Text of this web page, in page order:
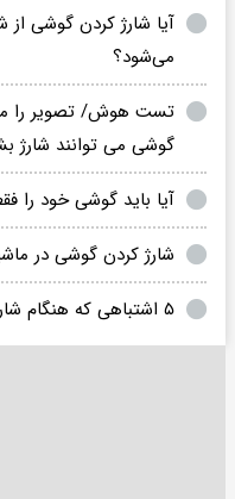
آیا شارژ کردن گوشی
می‌شود؟
تست هوش/ تصویر را
گوشی می توانند شارژ
آیا باید گوشی خود را فقط تا ۸۰ درصد
شارژ کردن گوشی در
۵ اشتباهی که هنگام شارژ گوشی مرتکب می‌شوید